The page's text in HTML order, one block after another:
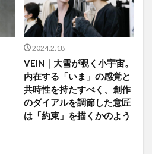
2024.2.18
VEIN｜大雪が覗く小宇宙。
内在する「いま」の感覚と
共時性を持たすべく、創作
のダイアルを調節した意匠
は「約束」を描くかのよう